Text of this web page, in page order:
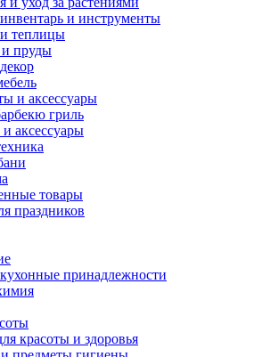
и инструменты
теплицы
пруды
и аксессуары
гриль
аксессуары
товары
праздников
принадлежности
красоты и здоровья